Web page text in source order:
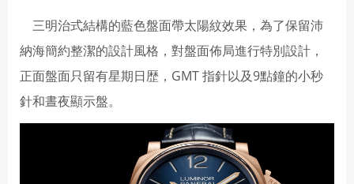
三明治式結構的藍色盤面帶太陽紋效果，為了保留沛
納海簡約整潔的設計風格，對盤面佈局進行特別設計，
正面盤面只留有星期日歴，GMT 指針以及9點鐘的小秒
針和晝夜顯示盤。